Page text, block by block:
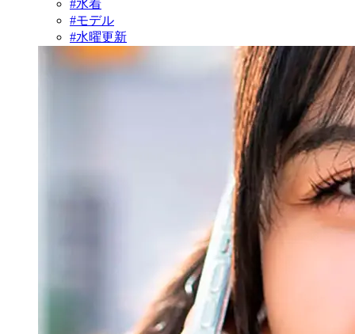
#水着
#モデル
#水曜更新